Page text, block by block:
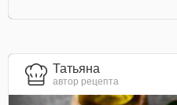
Татьяна
автор рецепта